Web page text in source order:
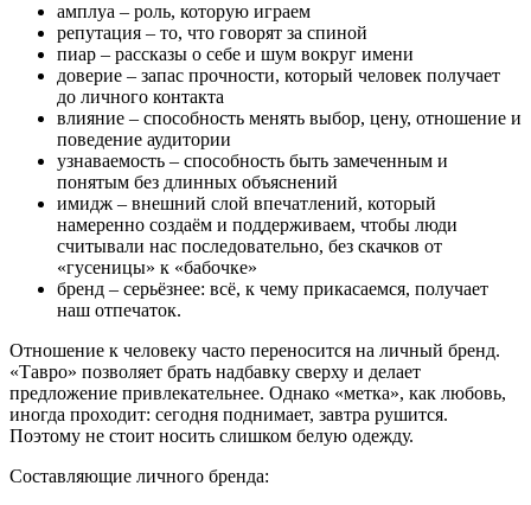
амплуа – роль, которую играем
репутация – то, что говорят за спиной
пиар – рассказы о себе и шум вокруг имени
доверие – запас прочности, который человек получает
до личного контакта
влияние – способность менять выбор, цену, отношение и
поведение аудитории
узнаваемость – способность быть замеченным и
понятым без длинных объяснений
имидж – внешний слой впечатлений, который
намеренно создаём и поддерживаем, чтобы люди
считывали нас последовательно, без скачков от
«гусеницы» к «бабочке»
бренд – серьёзнее: всё, к чему прикасаемся, получает
наш отпечаток.
Отношение к человеку часто переносится на личный бренд.
«Тавро» позволяет брать надбавку сверху и делает
предложение привлекательнее. Однако «метка», как любовь,
иногда проходит: сегодня поднимает, завтра рушится.
Поэтому не стоит носить слишком белую одежду.
Составляющие личного бренда: